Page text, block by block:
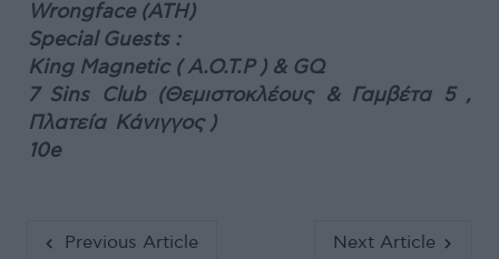
Wrongface (ATH)
Special Guests :
King Magnetic ( A.O.T.P ) & GQ
7 Sins Club (Θεμιστοκλέους & Γαμβέτα 5 ,
Πλατεία Κάνιγγος )
10e
Previous Article Next Article